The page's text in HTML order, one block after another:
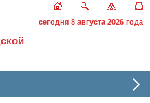
сегодня 8 августа 2026 года